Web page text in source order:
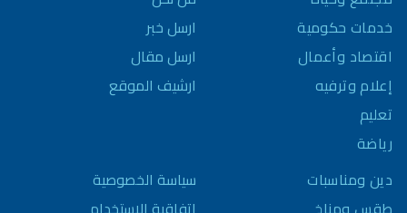
خدمات حكومية
اقتصاد وأعمال
إعلام وترفيه
تعليم
رياضة
دين ومناسبات
ارسل خبر
ارسل مقال
ارشيف الموقع
سياسة الخصوصية